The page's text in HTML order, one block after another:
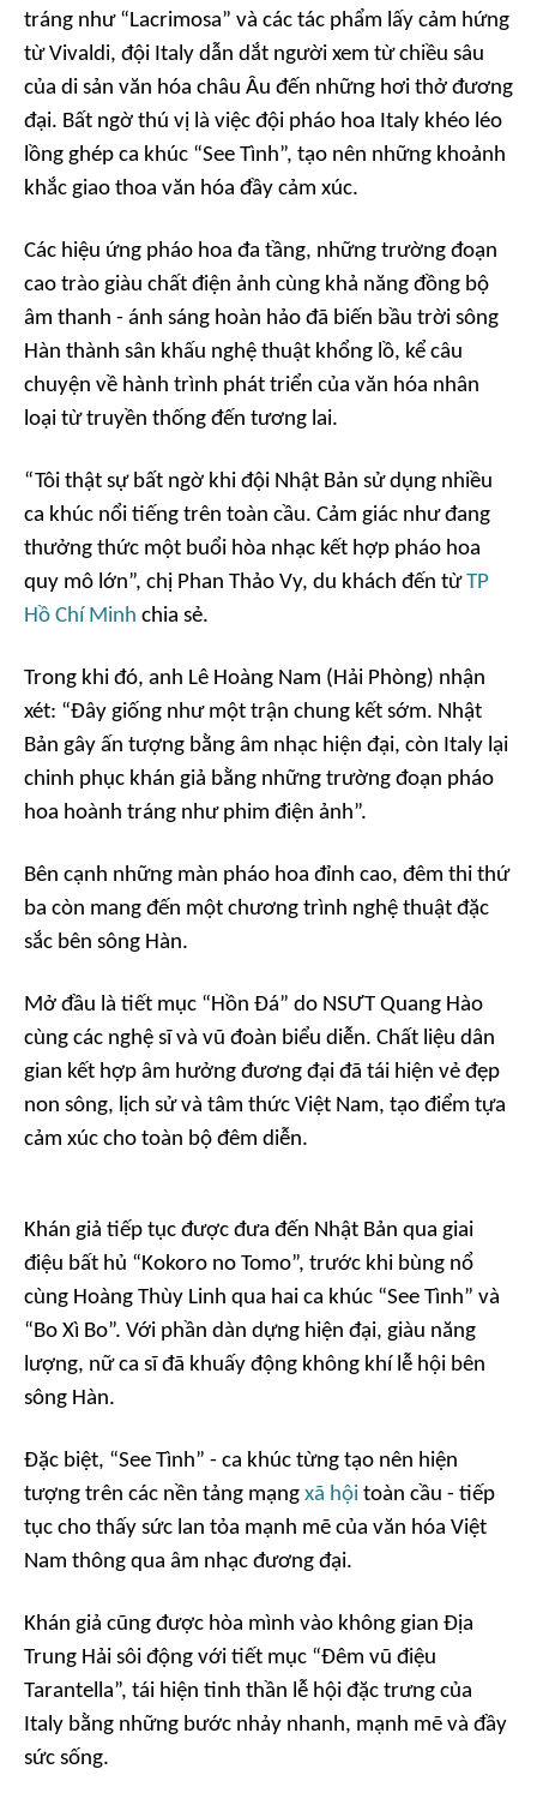
tráng như “Lacrimosa” và các tác phẩm lấy cảm hứng
từ Vivaldi, đội Italy dẫn dắt người xem từ chiều sâu
của di sản văn hóa châu Âu đến những hơi thở đương
đại. Bất ngờ thú vị là việc đội pháo hoa Italy khéo léo
lồng ghép ca khúc “See Tình”, tạo nên những khoảnh
khắc giao thoa văn hóa đầy cảm xúc.
Các hiệu ứng pháo hoa đa tầng, những trường đoạn
cao trào giàu chất điện ảnh cùng khả năng đồng bộ
âm thanh - ánh sáng hoàn hảo đã biến bầu trời sông
Hàn thành sân khấu nghệ thuật khổng lồ, kể câu
chuyện về hành trình phát triển của văn hóa nhân
loại từ truyền thống đến tương lai.
“Tôi thật sự bất ngờ khi đội Nhật Bản sử dụng nhiều
ca khúc nổi tiếng trên toàn cầu. Cảm giác như đang
thưởng thức một buổi hòa nhạc kết hợp pháo hoa
quy mô lớn”, chị Phan Thảo Vy, du khách đến từTP
Hồ Chí Minh chia sẻ.
Trong khi đó, anh Lê Hoàng Nam (Hải Phòng) nhận
xét: “Đây giống như một trận chung kết sớm. Nhật
Bản gây ấn tượng bằng âm nhạc hiện đại, còn Italy lại
chinh phục khán giả bằng những trường đoạn pháo
hoa hoành tráng như phim điện ảnh”.
Bên cạnh những màn pháo hoa đỉnh cao, đêm thi thứ
ba còn mang đến một chương trình nghệ thuật đặc
sắc bên sông Hàn.
Mở đầu là tiết mục “Hồn Đá” do NSƯT Quang Hào
cùng các nghệ sĩ và vũ đoàn biểu diễn. Chất liệu dân
gian kết hợp âm hưởng đương đại đã tái hiện vẻ đẹp
non sông, lịch sử và tâm thức Việt Nam, tạo điểm tựa
cảm xúc cho toàn bộ đêm diễn.
Khán giả tiếp tục được đưa đến Nhật Bản qua giai
điệu bất hủ “Kokoro no Tomo”, trước khi bùng nổ
cùng Hoàng Thùy Linh qua hai ca khúc “See Tình” và
“Bo Xì Bo”. Với phần dàn dựng hiện đại, giàu năng
lượng, nữ ca sĩ đã khuấy động không khí lễ hội bên
sông Hàn.
Đặc biệt, “See Tình” - ca khúc từng tạo nên hiện
tượng trên các nền tảng mạng xã hội toàn cầu - tiếp
tục cho thấy sức lan tỏa mạnh mẽ của văn hóa Việt
Nam thông qua âm nhạc đương đại.
Khán giả cũng được hòa mình vào không gian Địa
Trung Hải sôi động với tiết mục “Đêm vũ điệu
Tarantella”, tái hiện tinh thần lễ hội đặc trưng của
Italy bằng những bước nhảy nhanh, mạnh mẽ và đầy
sức sống.